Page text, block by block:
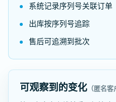
系统记录序列号关联订单
出库按序列号追踪
售后可追溯到批次
可观察到的变化 （匿名客